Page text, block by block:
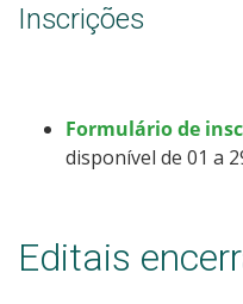
Inscrições
Formulário de
disponível de 01 a
Editais